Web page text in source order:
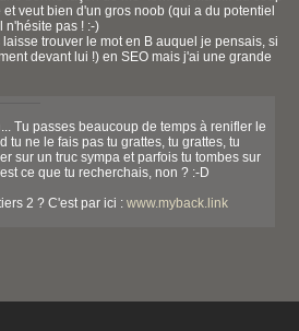
veut bien d'un gros noob (qui a du potentiel
n'hésite pas ! :-)
trouver le mot en B auquel je pensais, si
devant lui !) en SEO mais j'ai une grande
Tu passes beaucoup de temps à renifler le
tu ne le fais pas tu grattes, tu grattes, tu
sur un truc sympa et parfois tu tombes sur
ce que tu recherchais, non ? :-D
2 ? C'est par ici : www.myback.link